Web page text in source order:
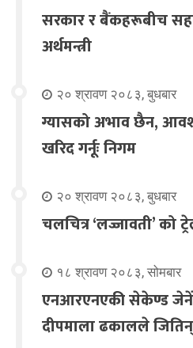
सरकार र बैंकहरूबीच
अर्थमन्त्री
२० श्रावण २०८३, बुधबार
ग्यासको अभाव छैन,
खरिद गर्नूः निगम
२० श्रावण २०८३, बुधबार
चलचित्र ‘लज्जावती’ को
१८ श्रावण २०८३, सोमबार
एनआरएनएकी सेकेण्ड
दीपमाला ढकालले